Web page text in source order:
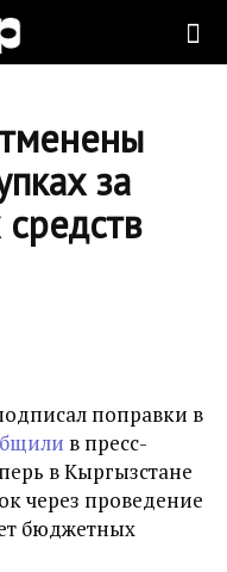
за
поправки в
в пресс-
в Кыргызстане
через проведение
бюджетных